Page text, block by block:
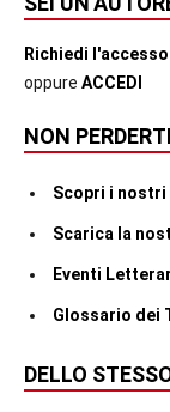
Richiedi
oppure ACCEDI
NON
Scopri i nostri
Scarica la
Eventi
Glossario dei
DELLO